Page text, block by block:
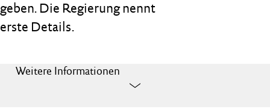
geben. Die Regierung nennt
erste Details.
Weitere Informationen